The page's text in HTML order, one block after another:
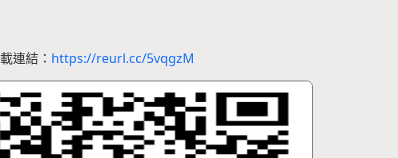
連結： https://reurl.cc/5vqgzM